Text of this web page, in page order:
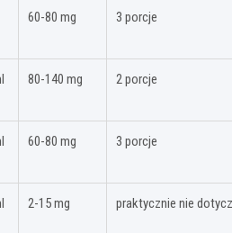
60-80 mg 3 porcje
80-140 mg 2 porcje
60-80 mg 3 porcje
2-15 mg praktycznie nie